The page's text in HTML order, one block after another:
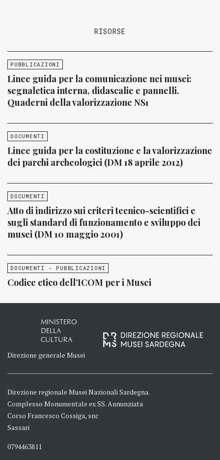
RISORSE
PUBBLICAZIONI
Linee guida per la comunicazione nei musei:
segnaletica interna, didascalie e pannelli.
Quaderni della valorizzazione NS1
DOCUMENTI
Linee guida per la costituzione e la valorizzazione
dei parchi archeologici (DM 18 aprile 2012)
DOCUMENTI
Atto di indirizzo sui criteri tecnico-scientifici e
sugli standard di funzionamento e sviluppo dei
musei (DM 10 maggio 2001)
DOCUMENTI - PUBBLICAZIONI
Codice etico dell’ICOM per i Musei
MINISTERO
DELLA
CULTURA
Direzione generale Musei
Direzione regionale Musei Nazionali Sardegna.
Complesso Monumentale ex SS. Annunziata
Corso Francesco Cossiga, snc
Sassari
0794463811